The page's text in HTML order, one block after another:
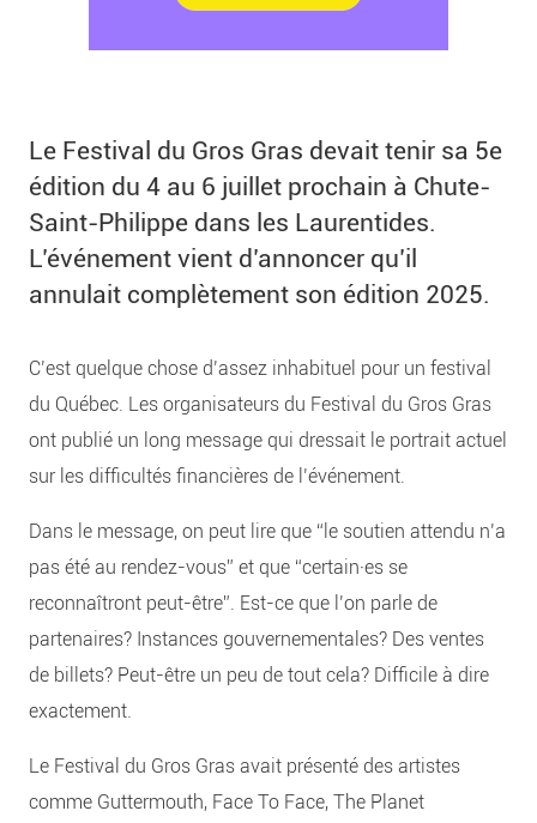
Le Festival du Gros Gras devait tenir sa 5e
édition du 4 au 6 juillet prochain à Chute-
Saint-Philippe dans les Laurentides.
L’événement vient d’annoncer qu’il
annulait complètement son édition 2025.
C’est quelque chose d’assez inhabituel pour un festival
du Québec. Les organisateurs du Festival du Gros Gras
ont publié un long message qui dressait le portrait actuel
sur les difficultés financières de l’événement.
Dans le message, on peut lire que “le soutien attendu n’a
pas été au rendez-vous” et que “certain·es se
reconnaîtront peut-être”. Est-ce que l’on parle de
partenaires? Instances gouvernementales? Des ventes
de billets? Peut-être un peu de tout cela? Difficile à dire
exactement.
Le Festival du Gros Gras avait présenté des artistes
comme Guttermouth, Face To Face, The Planet